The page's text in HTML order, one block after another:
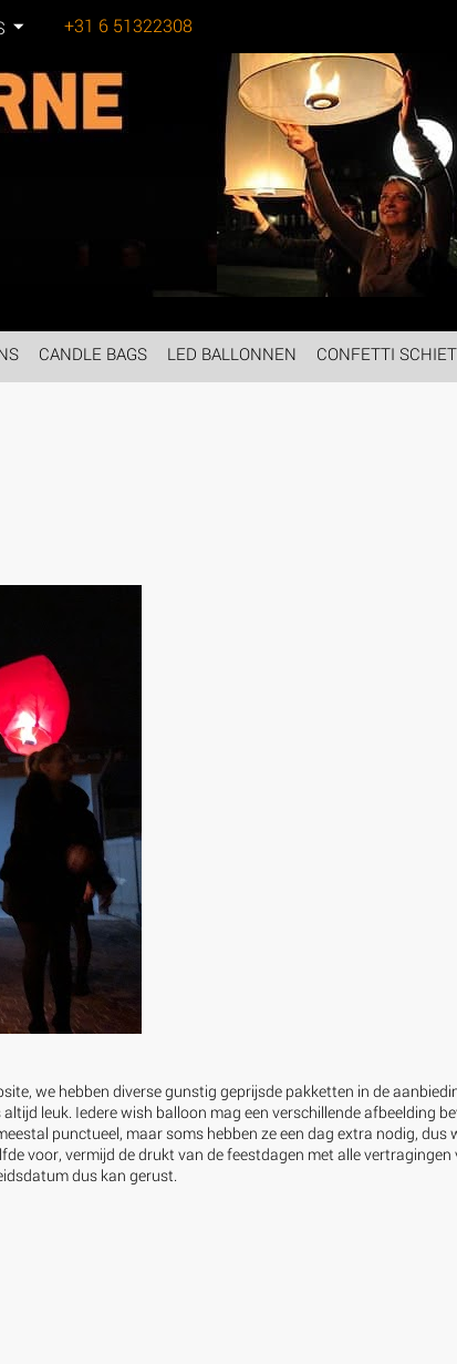
+31 6 51322308
CANDLE BAGS LED BALLONNEN CONFETTI
we hebben diverse gunstig geprijsde pakketten in de
leuk. Iedere wish balloon mag een verschillende afbeelding
punctueel, maar soms hebben ze een dag extra nodig, dus
voor, vermijd de drukt van de feestdagen met alle vertragingen
dus kan gerust.